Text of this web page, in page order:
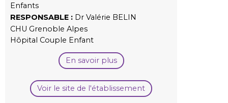
Enfants
RESPONSABLE : Dr Valérie BELIN
CHU Grenoble Alpes
Hôpital Couple Enfant
En savoir plus
Voir le site de l'établissement